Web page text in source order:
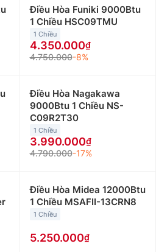
mẫu điều hòa Mitsubishi
mình:
:Điều hòa Mitsubishi
không gian nhỏ dưới
Mitsubishi 9000btu giao
13 triệu đồng/máy.
:Điều hòa Mitsubishi
đặt cho những không gian
20m2 như phòng khách,
triệu đến 15 triệu đồng.
:Điều hòa Mitsubishi
không gian có diện tích
phòng làm việc, cửa hàng
Điều Hòa Funiki 9000Btu
1 Chiều HSC09TMU
1 Chiều
4.350.000
4.750.000-8%
Điều Hòa Nagakawa
9000Btu 1 Chiều NS-
C09R2T30
1 Chiều
3.990.000
4.790.000-17%
Điều Hòa Midea 12000Btu
1 Chiều MSAFII-13CRN8
1 Chiều
5.250.000